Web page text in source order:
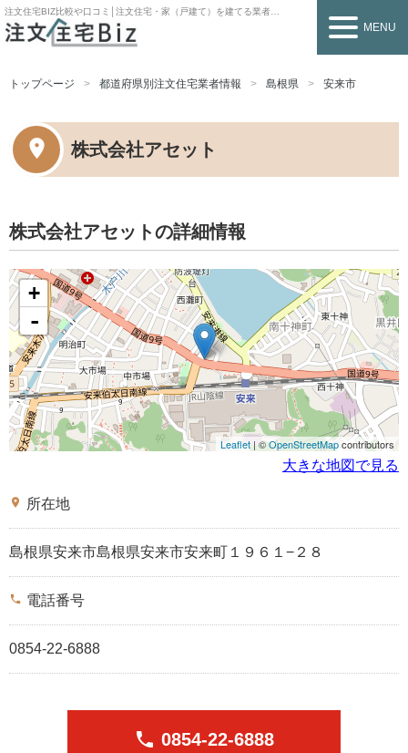
注文住宅BIZ比較や口コミ│注文住宅・家（戸建て）を建てる業者を探すなら
MENU
トップページ 都道府県別注文住宅業者情報 島根県 安来市
株式会社アセット
株式会社アセットの詳細情報
+
-
Leaflet | ©OpenStreetMapcontributors
大きな地図で見る
place 所在地
島根県安来市島根県安来市安来町１９６１−２８
phone 電話番号
0854-22-6888
phone 0854-22-6888